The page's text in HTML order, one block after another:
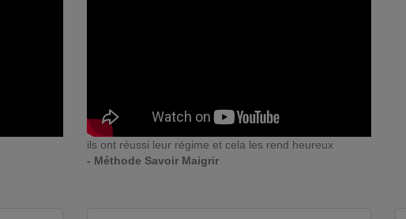
ils ont réussi leur régime et cela les rend heureux
- Méthode Savoir Maigrir